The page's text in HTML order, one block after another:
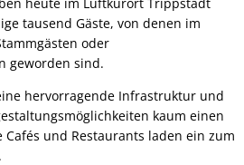
tausend Gäste, von denen im
oder
geworden sind.
hervorragende Infrastruktur und
kaum einen
und Restaurants laden ein zum